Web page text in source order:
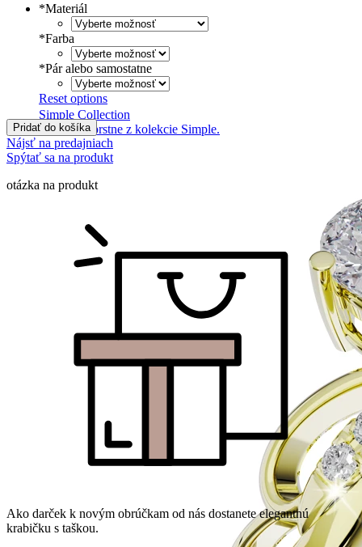
Simple Collection
Zásnubné prstne z kolekcie Simple.
*Materiál
*Farba
*Pár alebo samostatne
Reset options
Pridať do košíka
Nájsť na predajniach
Spýtať sa na produkt
otázka na produkt
Ako darček k novým obrúčkam od nás dostanete elegantnú
krabičku s taškou.